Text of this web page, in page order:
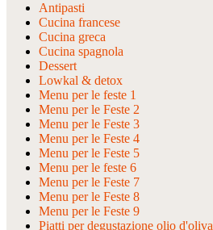
Antipasti
Cucina francese
Cucina greca
Cucina spagnola
Dessert
Lowkal & detox
Menu per le feste 1
Menu per le Feste 2
Menu per le Feste 3
Menu per le Feste 4
Menu per le Feste 5
Menu per le feste 6
Menu per le Feste 7
Menu per le Feste 8
Menu per le Feste 9
Piatti per degustazione olio d'oliva